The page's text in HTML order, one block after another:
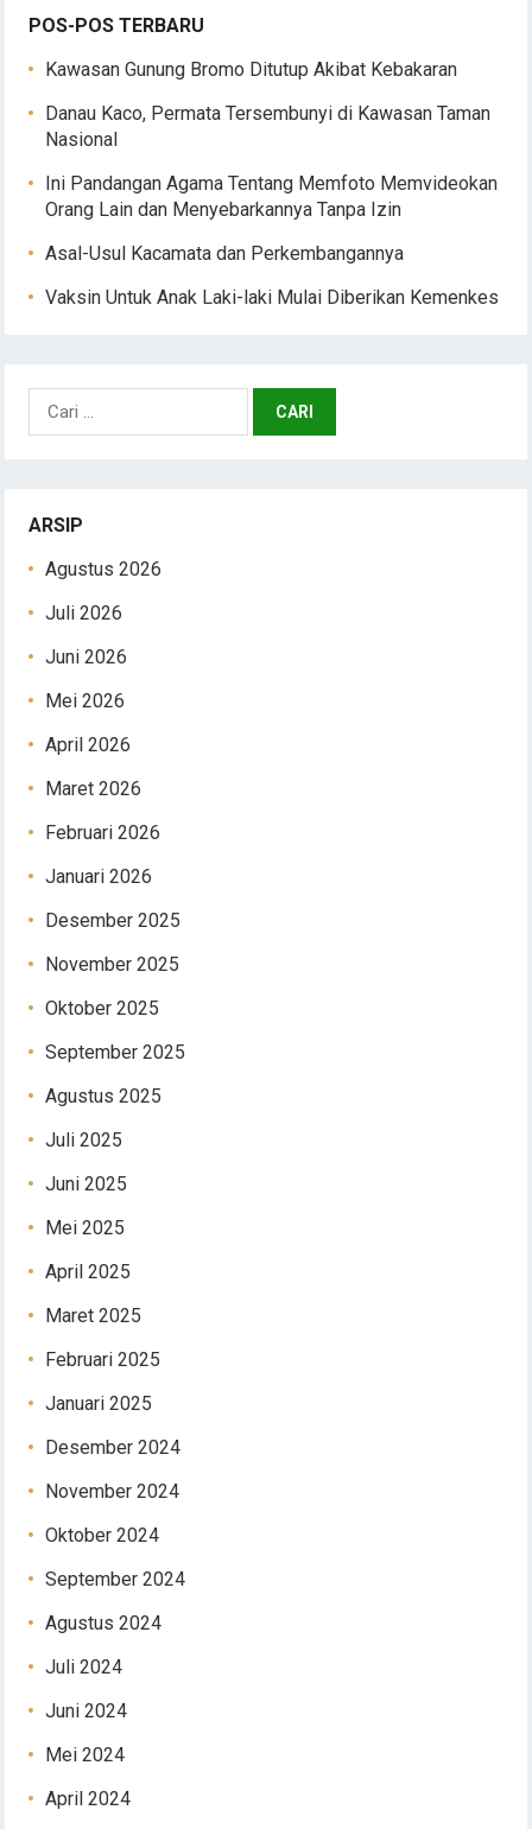
POS-POS TERBARU
Kawasan Gunung Bromo Ditutup Akibat Kebakaran
Danau Kaco, Permata Tersembunyi di Kawasan Taman
Nasional
Ini Pandangan Agama Tentang Memfoto Memvideokan
Orang Lain dan Menyebarkannya Tanpa Izin
Asal-Usul Kacamata dan Perkembangannya
Vaksin Untuk Anak Laki-laki Mulai Diberikan Kemenkes
untuk:
ARSIP
Agustus 2026
Juli 2026
Juni 2026
Mei 2026
April 2026
Maret 2026
Februari 2026
Januari 2026
Desember 2025
November 2025
Oktober 2025
September 2025
Agustus 2025
Juli 2025
Juni 2025
Mei 2025
April 2025
Maret 2025
Februari 2025
Januari 2025
Desember 2024
November 2024
Oktober 2024
September 2024
Agustus 2024
Juli 2024
Juni 2024
Mei 2024
April 2024